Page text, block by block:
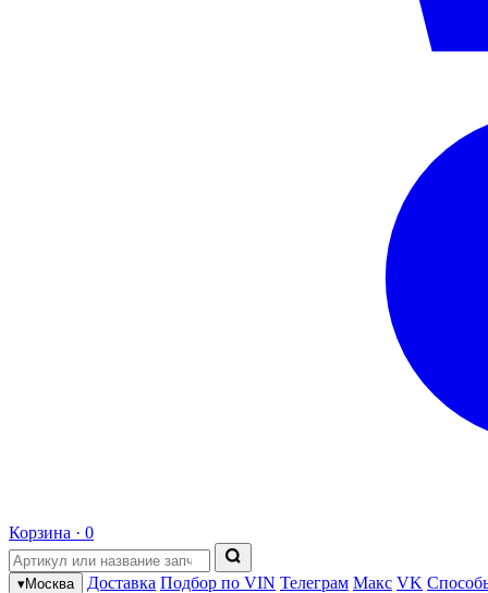
Корзина · 0
▾Москва Доставка Подбор по VIN Телеграм Макс VK